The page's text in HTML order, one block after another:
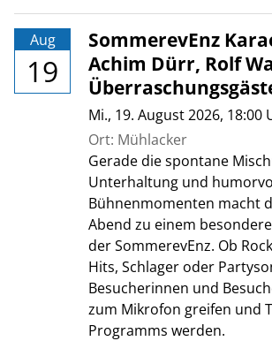
Aug
19
SommerevEnz
Achim Dürr, Rolf
Mi., 19. August 2026, 18:00
Ort: Mühlacker
Gerade die spontane
Unterhaltung und
Bühnenmomenten macht
Abend zu einem
der SommerevEnz. Ob
Hits, Schlager oder
Besucherinnen und
zum Mikrofon greifen und
Programms werden.